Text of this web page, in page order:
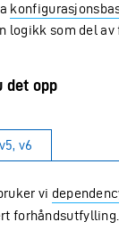
logikk som del
det opp
v6
vi
forhåndsutfylling.